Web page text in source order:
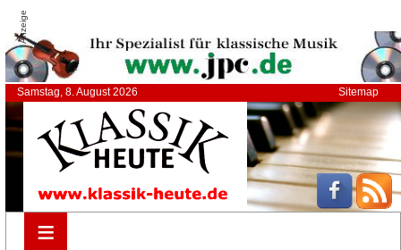
Anzeige
Samstag, 8. August 2026 Sitemap
≡
≡